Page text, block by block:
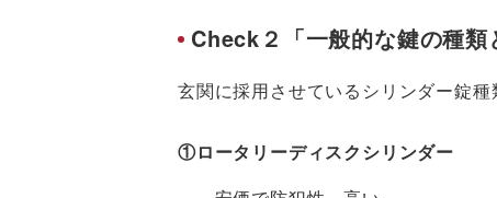
Check２「一般的な鍵の種類
玄関に採用させているシリンダー錠種
①ロータリーディスクシリンダー